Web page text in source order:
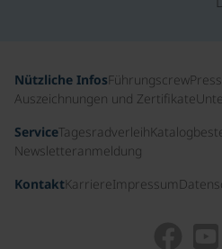
Nützliche InfosFührungscrew
Auszeichnungen und Zertifikate
ServiceTagesradverleih
Newsletteranmeldung
KontaktKarriereImpressum